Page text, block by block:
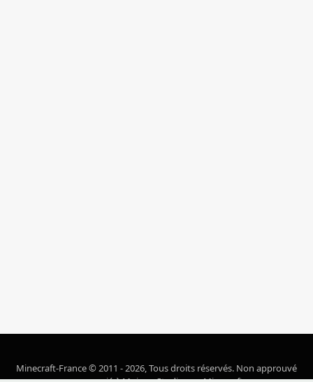
Minecraft-France © 2011 - 2026, Tous droits réservés. Non approuvé